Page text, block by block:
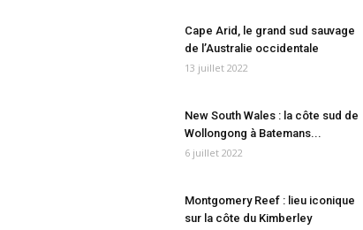
Cape Arid, le grand sud sauvage
de l’Australie occidentale
13 juillet 2022
New South Wales : la côte sud de
Wollongong à Batemans...
6 juillet 2022
Montgomery Reef : lieu iconique
sur la côte du Kimberley